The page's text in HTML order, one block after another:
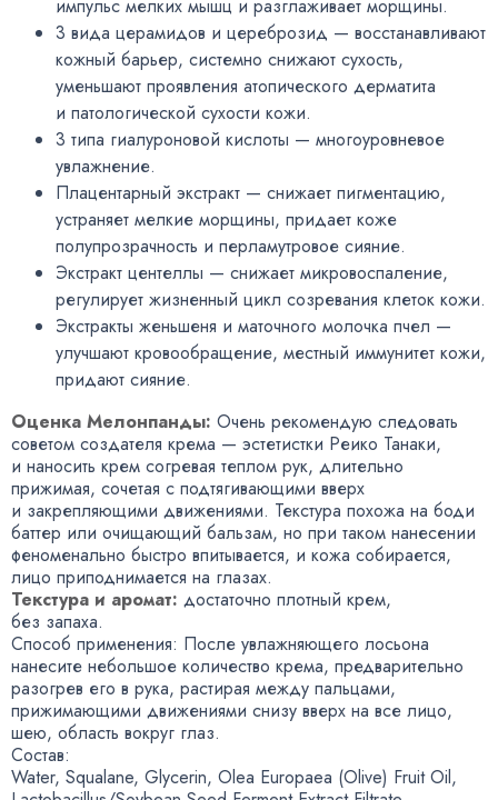
импульс мелких мышц и разглаживает морщины.
3 вида церамидов и цереброзид — восстанавливают
кожный барьер, системно снижают сухость,
уменьшают проявления атопического дерматита
и патологической сухости кожи.
3 типа гиалуроновой кислоты — многоуровневое
увлажнение.
Плацентарный экстракт — снижает пигментацию,
устраняет мелкие морщины, придает коже
полупрозрачность и перламутровое сияние.
Экстракт центеллы — снижает микровоспаление,
регулирует жизненный цикл созревания клеток кожи.
Экстракты женьшеня и маточного молочка пчел —
улучшают кровообращение, местный иммунитет кожи,
придают сияние.
Оценка Мелонпанды: Очень рекомендую следовать
советом создателя крема — эстетистки Реико Танаки,
и наносить крем согревая теплом рук, длительно
прижимая, сочетая с подтягивающими вверх
и закрепляющими движениями. Текстура похожа на боди
баттер или очищающий бальзам, но при таком нанесении
феноменально быстро впитывается, и кожа собирается,
лицо приподнимается на глазах.
Текстура и аромат: достаточно плотный крем,
без запаха.
Способ применения: После увлажняющего лосьона
нанесите небольшое количество крема, предварительно
разогрев его в рука, растирая между пальцами,
прижимающими движениями снизу вверх на все лицо,
шею, область вокруг глаз.
Состав:
Water, Squalane, Glycerin, Olea Europaea (Olive) Fruit Oil,